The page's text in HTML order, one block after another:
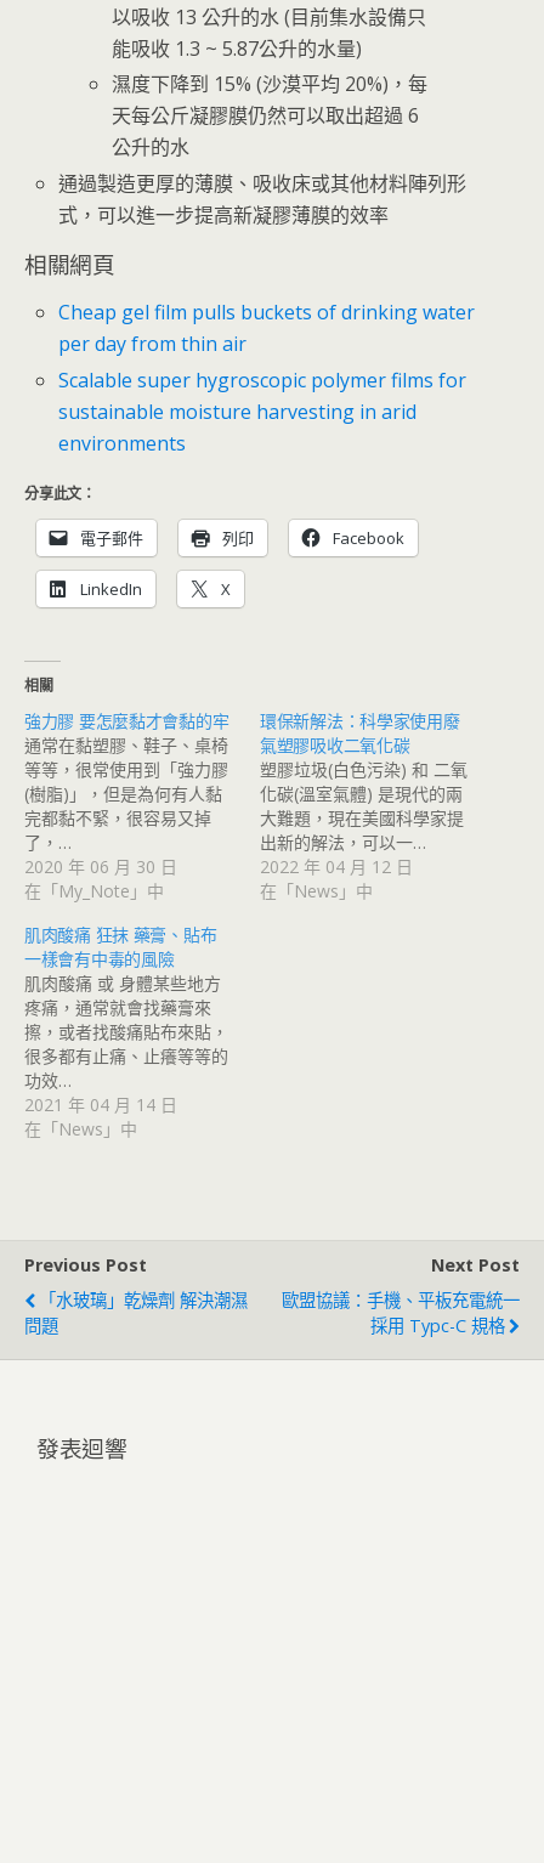
以吸收 13 公升的水 (目前集水設備只
能吸收 1.3 ~ 5.87公升的水量)
濕度下降到 15% (沙漠平均 20%)，每
天每公斤凝膠膜仍然可以取出超過 6
公升的水
通過製造更厚的薄膜、吸收床或其他材料陣列形
式，可以進一步提高新凝膠薄膜的效率
相關網頁
Cheap gel film pulls buckets of drinking water
per day from thin air
Scalable super hygroscopic polymer films for
sustainable moisture harvesting in arid
environments
分享此文：
電子郵件 列印 Facebook
LinkedIn X
相關
強力膠 要怎麼黏才會黏的牢
通常在黏塑膠、鞋子、桌椅
等等，很常使用到「強力膠
(樹脂)」，但是為何有人黏
完都黏不緊，很容易又掉
了，…
2020 年 06 月 30 日
在「My_Note」中
環保新解法：科學家使用廢
氣塑膠吸收二氧化碳
塑膠垃圾(白色污染) 和 二氧
化碳(溫室氣體) 是現代的兩
大難題，現在美國科學家提
出新的解法，可以一…
2022 年 04 月 12 日
在「News」中
肌肉酸痛 狂抹 藥膏、貼布
一樣會有中毒的風險
肌肉酸痛 或 身體某些地方
疼痛，通常就會找藥膏來
擦，或者找酸痛貼布來貼，
很多都有止痛、止癢等等的
功效…
2021 年 04 月 14 日
在「News」中
Previous Post
「水玻璃」乾燥劑 解決潮濕
問題
Next Post
歐盟協議：手機、平板充電統一
採用 Typc-C 規格
發表迴響